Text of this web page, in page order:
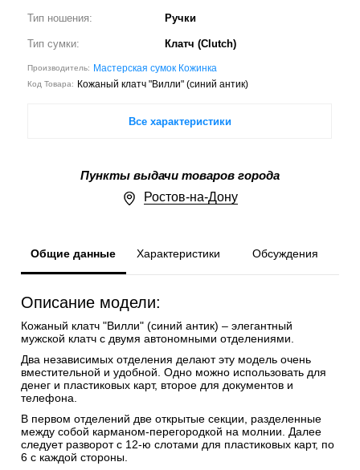
Тип ношения: Ручки
Тип сумки: Клатч (Clutch)
Производитель: Мастерская сумок Кожинка
Код Товара: Кожаный клатч "Вилли" (синий антик)
Все характеристики
Пункты выдачи товаров города
Ростов-на-Дону
Общие данные Характеристики Обсуждения
Описание модели:
Кожаный клатч "Вилли" (синий антик) – элегантный
мужской клатч с двумя автономными отделениями.
Два независимых отделения делают эту модель очень
вместительной и удобной. Одно можно использовать для
денег и пластиковых карт, второе для документов и
телефона.
В первом отделений две открытые секции, разделенные
между собой карманом-перегородкой на молнии. Далее
следует разворот с 12-ю слотами для пластиковых карт, по
6 с каждой стороны.